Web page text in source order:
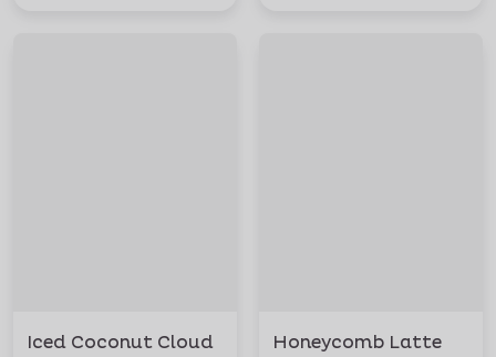
Iced Coconut Cloud Honeycomb Latte